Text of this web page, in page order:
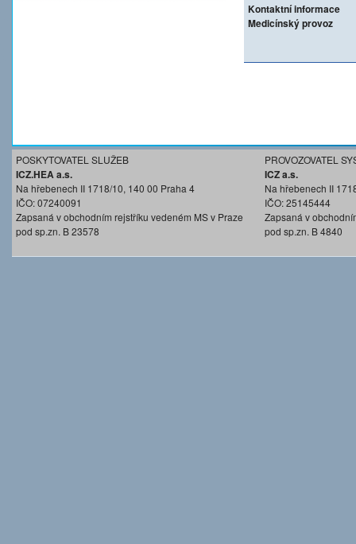
Kontaktní informace
Medicínský provoz
POSKYTOVATEL SLUŽEB
ICZ.HEA a.s.
Na hřebenech II 1718/10, 140 00 Praha 4
IČO: 07240091
Zapsaná v obchodním rejstříku vedeném MS v Praze
pod sp.zn. B 23578
PROVOZOVATEL
ICZ a.s.
Na hřebenech II
IČO: 25145444
Zapsaná v
pod sp.zn. B 4840